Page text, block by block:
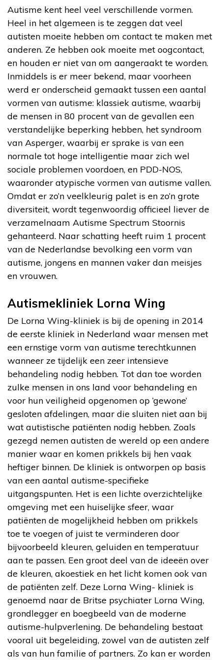
Autisme kent heel veel verschillende vormen.
Heel in het algemeen is te zeggen dat veel
autisten moeite hebben om contact te maken met
anderen. Ze hebben ook moeite met oogcontact,
en houden er niet van om aangeraakt te worden.
Inmiddels is er meer bekend, maar voorheen
werd er onderscheid gemaakt tussen een aantal
vormen van autisme: klassiek autisme, waarbij
de mensen in 80 procent van de gevallen een
verstandelijke beperking hebben, het syndroom
van Asperger, waarbij er sprake is van een
normale tot hoge intelligentie maar zich wel
sociale problemen voordoen, en PDD-NOS,
waaronder atypische vormen van autisme vallen.
Omdat er zo’n veelkleurig palet is en zo’n grote
diversiteit, wordt tegenwoordig officieel liever de
verzamelnaam Autisme Spectrum Stoornis
gehanteerd. Naar schatting heeft ruim 1 procent
van de Nederlandse bevolking een vorm van
autisme, jongens en mannen vaker dan meisjes
en vrouwen.
Autismekliniek Lorna Wing
De Lorna Wing-kliniek is bij de opening in 2014
de eerste kliniek in Nederland waar mensen met
een ernstige vorm van autisme terechtkunnen
wanneer ze tijdelijk een zeer intensieve
behandeling nodig hebben. Tot dan toe worden
zulke mensen in ons land voor behandeling en
voor hun veiligheid opgenomen op ‘gewone’
gesloten afdelingen, maar die sluiten niet aan bij
wat autistische patiënten nodig hebben. Zoals
gezegd nemen autisten de wereld op een andere
manier waar en komen prikkels bij hen vaak
heftiger binnen. De kliniek is ontworpen op basis
van een aantal autisme-specifieke
uitgangspunten. Het is een lichte overzichtelijke
omgeving met een huiselijke sfeer, waar
patiënten de mogelijkheid hebben om prikkels
toe te voegen of juist te verminderen door
bijvoorbeeld kleuren, geluiden en temperatuur
aan te passen. Een groot deel van de ideeën over
de kleuren, akoestiek en het licht komen ook van
de patiënten zelf. Deze Lorna Wing- kliniek is
genoemd naar de Britse psychiater Lorna Wing,
grondlegger en boegbeeld van de moderne
autisme-hulpverlening. De behandeling bestaat
vooral uit begeleiding, zowel van de autisten zelf
als van hun familie of partners. Zo kan er worden